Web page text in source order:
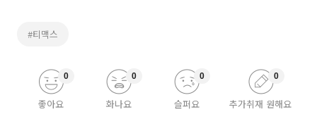
#티맥스
좋아요
0
화나요
0
슬퍼요
0
추가취재 원해요
0